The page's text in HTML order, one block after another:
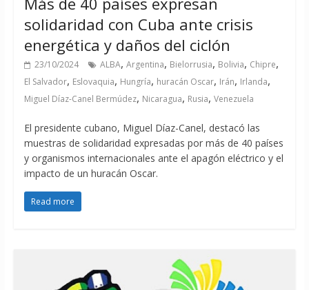
solidaridad con Cuba ante crisis
energética y daños del ciclón
23/10/2024 ALBA, Argentina, Bielorrusia, Bolivia, Chipre,
El Salvador, Eslovaquia, Hungría, huracán Oscar, Irán, Irlanda,
Miguel Díaz-Canel Bermúdez, Nicaragua, Rusia, Venezuela
El presidente cubano, Miguel Díaz-Canel, destacó las
muestras de solidaridad expresadas por más de 40 países
y organismos internacionales ante el apagón eléctrico y el
impacto de un huracán Oscar.
Read more